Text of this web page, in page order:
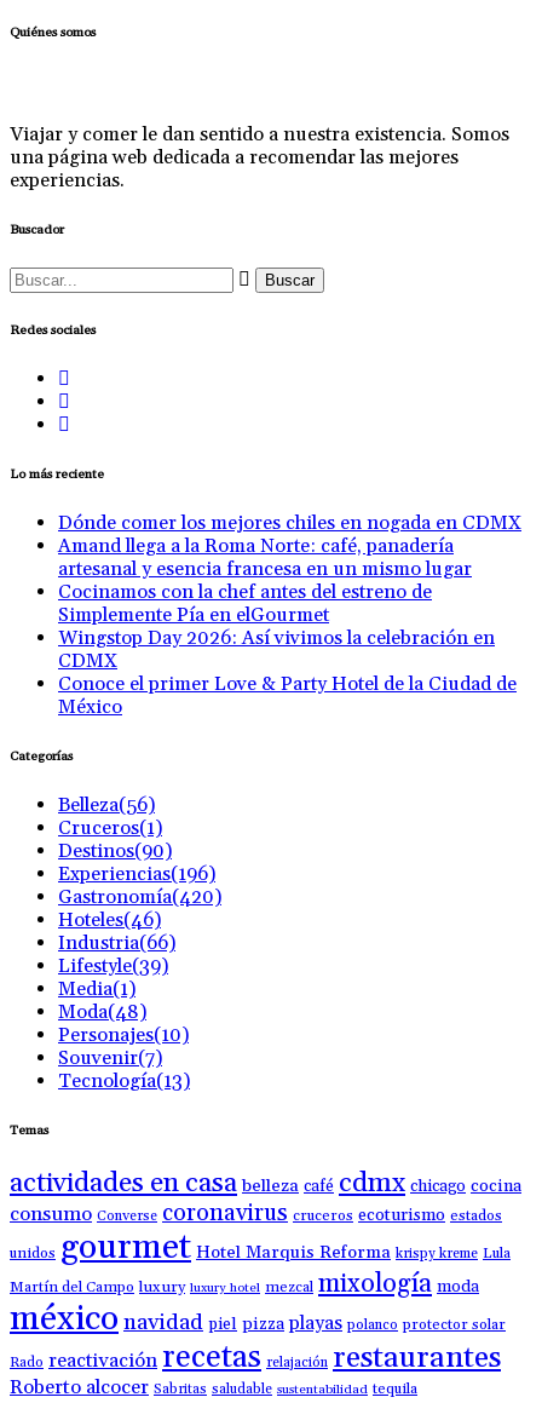
Quiénes somos
Viajar y comer le dan sentido a nuestra existencia. Somos
una página web dedicada a recomendar las mejores
experiencias.
Buscador
Buscar:
Redes sociales
Lo más reciente
Dónde comer los mejores chiles en nogada en CDMX
Amand llega a la Roma Norte: café, panadería
artesanal y esencia francesa en un mismo lugar
Cocinamos con la chef antes del estreno de
Simplemente Pía en elGourmet
Wingstop Day 2026: Así vivimos la celebración en
CDMX
Conoce el primer Love & Party Hotel de la Ciudad de
México
Categorías
Belleza(56)
Cruceros(1)
Destinos(90)
Experiencias(196)
Gastronomía(420)
Hoteles(46)
Industria(66)
Lifestyle(39)
Media(1)
Moda(48)
Personajes(10)
Souvenir(7)
Tecnología(13)
Temas
actividades en casa belleza café cdmx chicago cocina
consumo Converse coronavirus cruceros ecoturismo estados
unidos gourmet Hotel Marquis Reforma krispy kreme Lula
Martín del Campo luxury luxury hotel mezcal mixología moda
méxico navidad piel pizza playas polanco protector solar
Rado reactivación recetas relajación restaurantes
Roberto alcocer Sabritas saludable sustentabilidad tequila